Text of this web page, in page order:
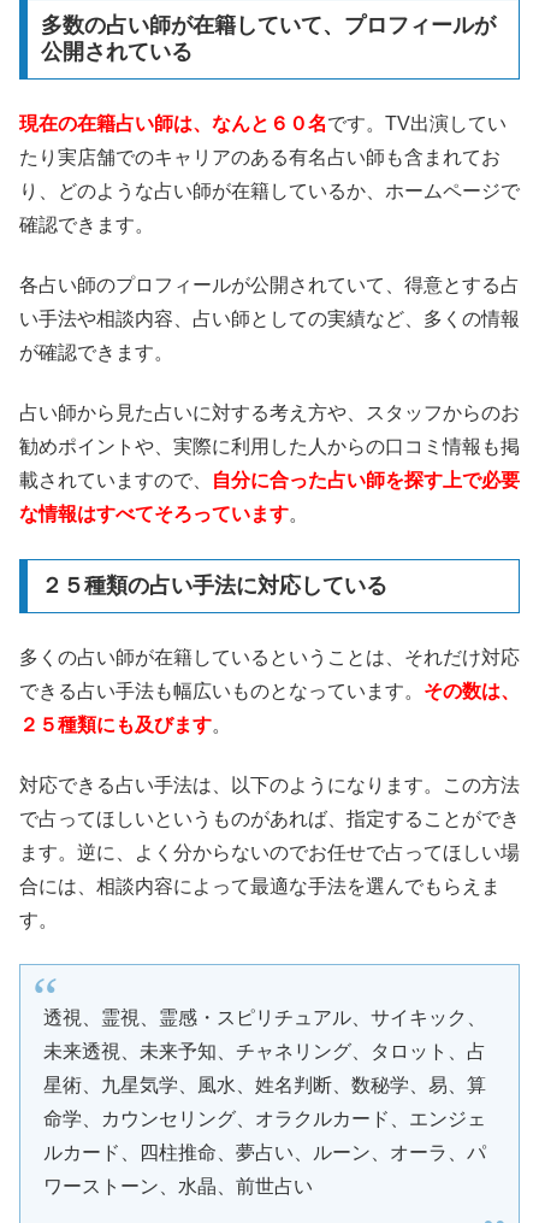
多数の占い師が在籍していて、プロフィールが
公開されている
現在の在籍占い師は、なんと６０名です。TV出演してい
たり実店舗でのキャリアのある有名占い師も含まれてお
り、どのような占い師が在籍しているか、ホームページで
確認できます。
各占い師のプロフィールが公開されていて、得意とする占
い手法や相談内容、占い師としての実績など、多くの情報
が確認できます。
占い師から見た占いに対する考え方や、スタッフからのお
勧めポイントや、実際に利用した人からの口コミ情報も掲
載されていますので、
自分に合った占い師を探す上で必要
な情報はすべてそろっています。
２５種類の占い手法に対応している
多くの占い師が在籍しているということは、それだけ対応
できる占い手法も幅広いものとなっています。 その数は、
２５種類にも及びます。
対応できる占い手法は、以下のようになります。この方法
で占ってほしいというものがあれば、指定することができ
ます。逆に、よく分からないのでお任せで占ってほしい場
合には、相談内容によって最適な手法を選んでもらえま
す。
透視、霊視、霊感・スピリチュアル、サイキック、
未来透視、未来予知、チャネリング、タロット、占
星術、九星気学、風水、姓名判断、数秘学、易、算
命学、カウンセリング、オラクルカード、エンジェ
ルカード、四柱推命、夢占い、ルーン、オーラ、パ
ワーストーン、水晶、前世占い